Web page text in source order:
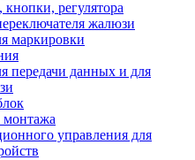
регулятора
жалюзи
маркировки
передачи данных и для
монтажа
управления для